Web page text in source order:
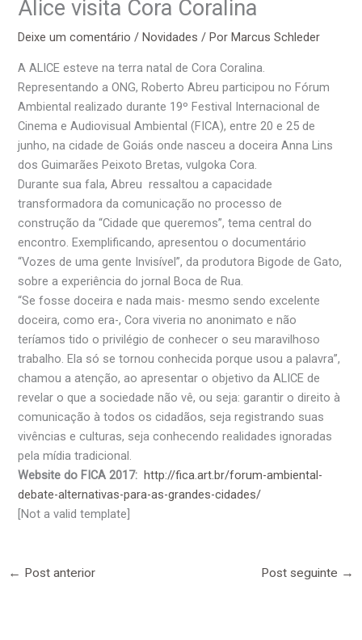
Alice visita Cora Coralina
Deixe um comentário /Novidades / PorMarcus Schleder
A ALICE esteve na terra natal de Cora Coralina.
Representando a ONG, Roberto Abreu participou no Fórum
Ambiental realizado durante 19º Festival Internacional de
Cinema e Audiovisual Ambiental (FICA), entre 20 e 25 de
junho, na cidade de Goiás onde nasceu a doceira Anna Lins
dos Guimarães Peixoto Bretas, vulgoka Cora.
Durante sua fala, Abreu ressaltou a capacidade
transformadora da comunicação no processo de
construção da “Cidade que queremos”, tema central do
encontro. Exemplificando, apresentou o documentário
“Vozes de uma gente Invisível”, da produtora Bigode de Gato,
sobre a experiência do jornal Boca de Rua.
“Se fosse doceira e nada mais- mesmo sendo excelente
doceira, como era-, Cora viveria no anonimato e não
teríamos tido o privilégio de conhecer o seu maravilhoso
trabalho. Ela só se tornou conhecida porque usou a palavra”,
chamou a atenção, ao apresentar o objetivo da ALICE de
revelar o que a sociedade não vê, ou seja: garantir o direito à
comunicação à todos os cidadãos, seja registrando suas
vivências e culturas, seja conhecendo realidades ignoradas
pela mídia tradicional.
Website do FICA 2017:http://fica.art.br/forum-ambiental-
debate-alternativas-para-as-grandes-cidades/
[Not a valid template]
← Post anterior Post seguinte →